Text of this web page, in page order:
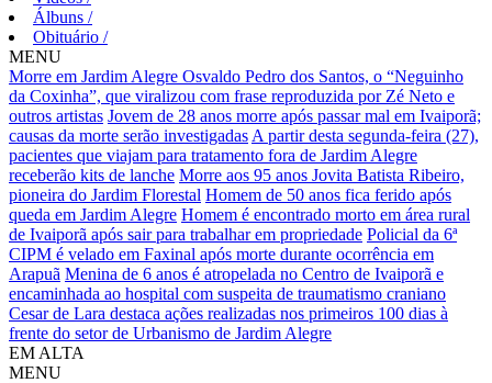
Álbuns /
Obituário /
MENU
Morre em Jardim Alegre Osvaldo Pedro dos Santos, o “Neguinho
da Coxinha”, que viralizou com frase reproduzida por Zé Neto e
outros artistas Jovem de 28 anos morre após passar mal em Ivaiporã;
causas da morte serão investigadas A partir desta segunda-feira (27),
pacientes que viajam para tratamento fora de Jardim Alegre
receberão kits de lanche Morre aos 95 anos Jovita Batista Ribeiro,
pioneira do Jardim Florestal Homem de 50 anos fica ferido após
queda em Jardim Alegre Homem é encontrado morto em área rural
de Ivaiporã após sair para trabalhar em propriedade Policial da 6ª
CIPM é velado em Faxinal após morte durante ocorrência em
Arapuã Menina de 6 anos é atropelada no Centro de Ivaiporã e
encaminhada ao hospital com suspeita de traumatismo craniano
Cesar de Lara destaca ações realizadas nos primeiros 100 dias à
frente do setor de Urbanismo de Jardim Alegre
EM ALTA
MENU